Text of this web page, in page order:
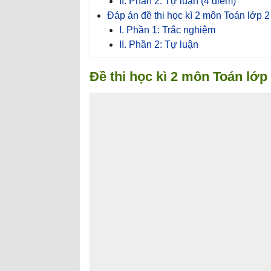
Đáp án đề thi học kì 2 môn Toán lớp
I. Phần 1: Trắc nghiệm
II. Phần 2: Tự luận
Đề thi học kì 2 môn Toán lớp